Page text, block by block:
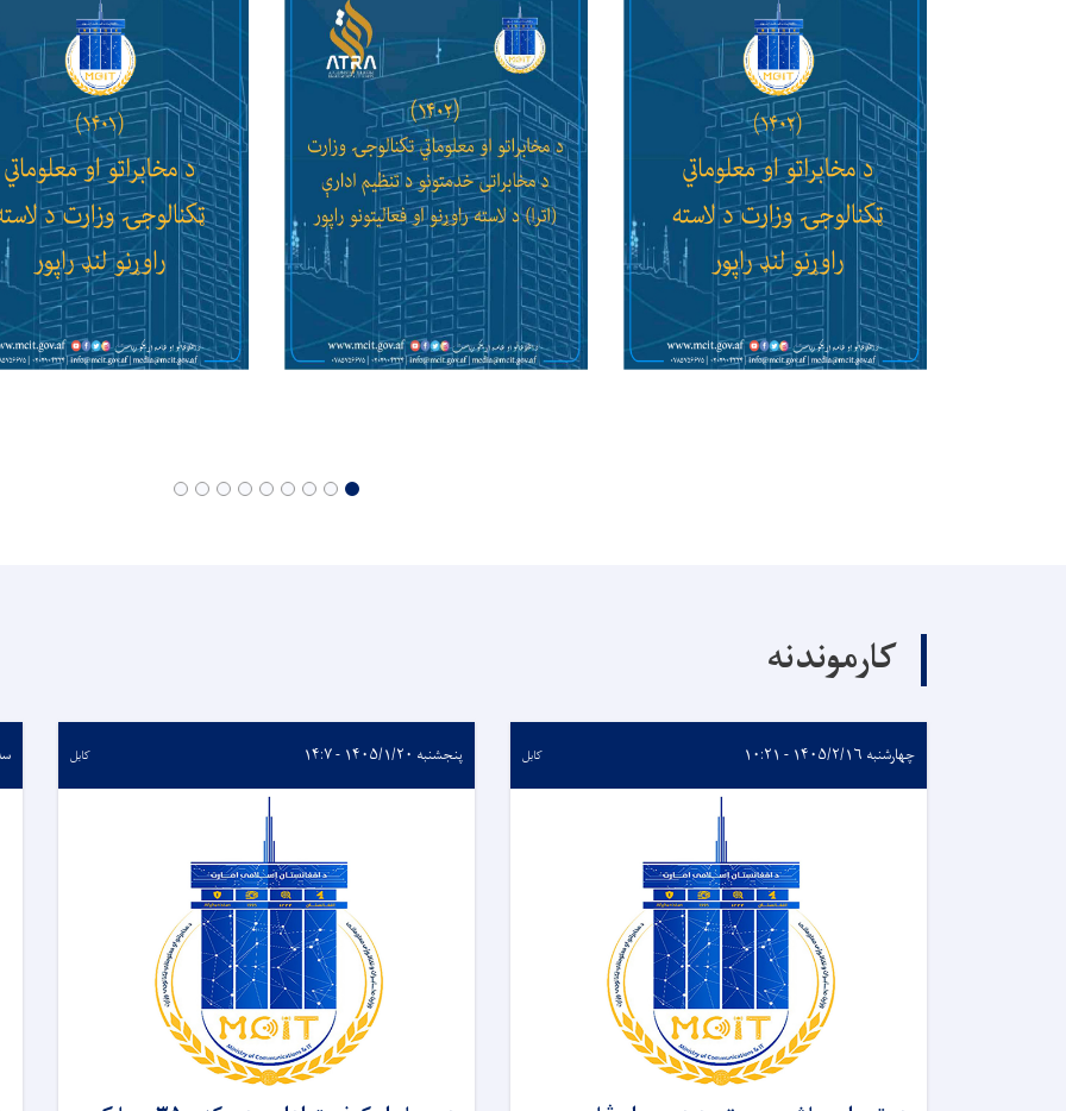
کارموندنه
چهارشنبه ۱۴۰۵/۲/۱۶ - ۱۰:۲۱ کابل پنجشنبه ۱۴۰۵/۱/۲۰ - ۱۴:۷ کابل